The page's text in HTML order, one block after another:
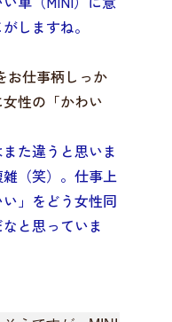
しますね。
お仕事柄しっか
性の「かわい
た違うと思いま
（笑） 。仕事上
」をどう女性同
と思っていま